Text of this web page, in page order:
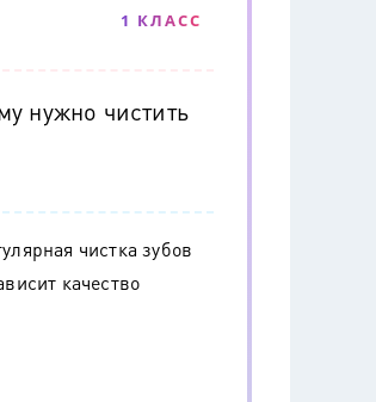
1 КЛАСС
нужно чистить
чистка зубов
качество